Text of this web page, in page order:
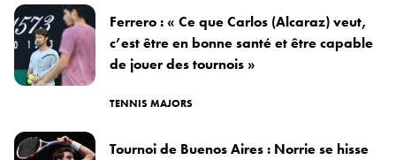
Ferrero : « Ce que Carlos (Alcaraz) veut,
c’est être en bonne santé et être capable
de jouer des tournois »
TENNIS MAJORS
Tournoi de Buenos Aires : Norrie se hisse